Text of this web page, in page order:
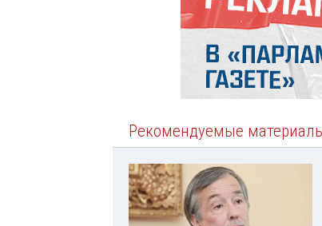
Рекомендуемые